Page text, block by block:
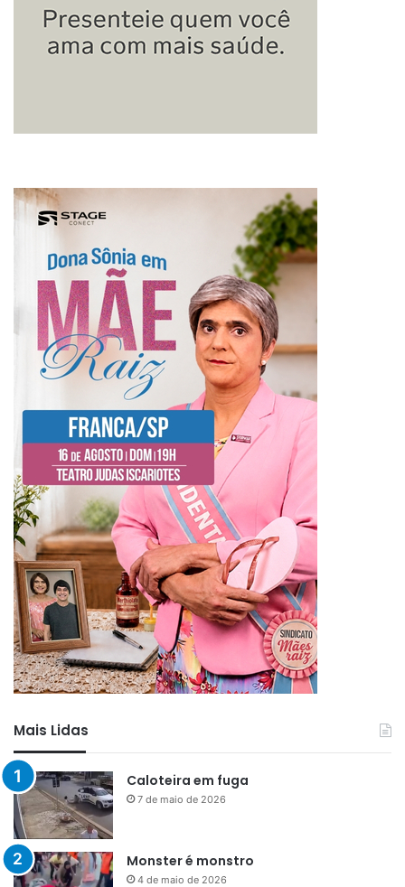
Mais Lidas
Caloteira em fuga
7 de maio de 2026
Monster é monstro
4 de maio de 2026